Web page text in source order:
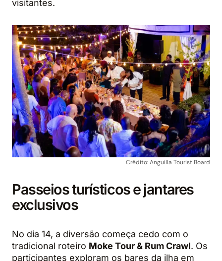
visitantes.
Crédito: Anguilla Tourist Board
Passeios turísticos e jantares
exclusivos
No dia 14, a diversão começa cedo com o
tradicional roteiro Moke Tour & Rum Crawl. Os
participantes exploram os bares da ilha em